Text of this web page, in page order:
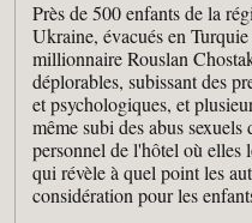
Près de 500 enfants de la
Ukraine, évacués en
millionnaire Rouslan
déplorables, subissant des
et psychologiques, et
même subi des abus
personnel de l'hôtel où elles
qui révèle à quel point les
considération pour les